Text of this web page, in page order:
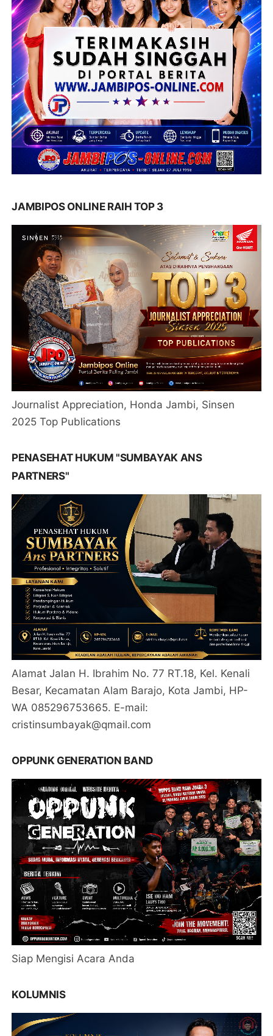
JAMBIPOS ONLINE RAIH TOP 3
Journalist Appreciation, Honda Jambi, Sinsen
2025 Top Publications
PENASEHAT HUKUM "SUMBAYAK ANS
PARTNERS"
Alamat Jalan H. Ibrahim No. 77 RT.18, Kel. Kenali
Besar, Kecamatan Alam Barajo, Kota Jambi, HP-
WA 085296753665. E-mail:
cristinsumbayak@qmail.com
OPPUNK GENERATION BAND
Siap Mengisi Acara Anda
KOLUMNIS